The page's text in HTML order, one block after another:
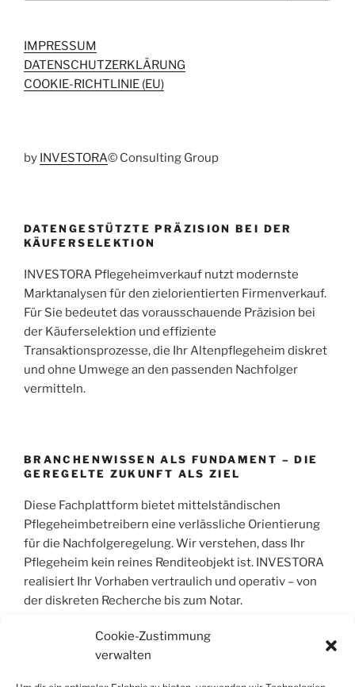
Cookie-Zustimmung
verwalten
IMPRESSUM
DATENSCHUTZERKLÄRUNG
COOKIE-RICHTLINIE (EU)
by INVESTORA© Consulting Group
DATENGESTÜTZTE PRÄZISION BEI DER
KÄUFERSELEKTION
INVESTORA Pflegeheimverkauf nutzt modernste
Marktanalysen für den zielorientierten Firmenverkauf.
Für Sie bedeutet das vorausschauende Präzision bei
der Käuferselektion und effiziente
Transaktionsprozesse, die Ihr Altenpflegeheim diskret
und ohne Umwege an den passenden Nachfolger
vermitteln.
BRANCHENWISSEN ALS FUNDAMENT – DIE
GEREGELTE ZUKUNFT ALS ZIEL
Diese Fachplattform bietet mittelständischen
Pflegeheimbetreibern eine verlässliche Orientierung
für die Nachfolgeregelung. Wir verstehen, dass Ihr
Pflegeheim kein reines Renditeobjekt ist. INVESTORA
realisiert Ihr Vorhaben vertraulich und operativ – von
der diskreten Recherche bis zum Notar.